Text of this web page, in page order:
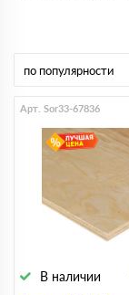
В наличии
Арт. Sor33-67836